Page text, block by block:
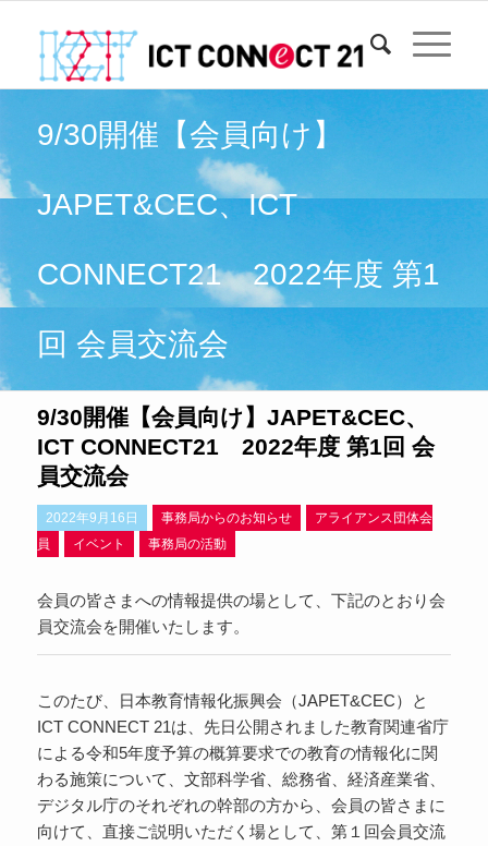
9/30開催【会員向け】
JAPET&CEC、ICT
CONNECT21 2022年度 第1
回 会員交流会
9/30開催【会員向け】JAPET&CEC、
ICT CONNECT21 2022年度 第1回 会
員交流会
2022年9月16日 事務局からのお知らせ
アライアンス団体会
員
イベント 事務局の活動
会員の皆さまへの情報提供の場として、下記のとおり会
員交流会を開催いたします。
このたび、日本教育情報化振興会（JAPET&CEC）と
ICT CONNECT 21は、先日公開されました教育関連省庁
による令和5年度予算の概算要求での教育の情報化に関
わる施策について、文部科学省、総務省、経済産業省、
デジタル庁のそれぞれの幹部の方から、会員の皆さまに
向けて、直接ご説明いただく場として、第１回会員交流